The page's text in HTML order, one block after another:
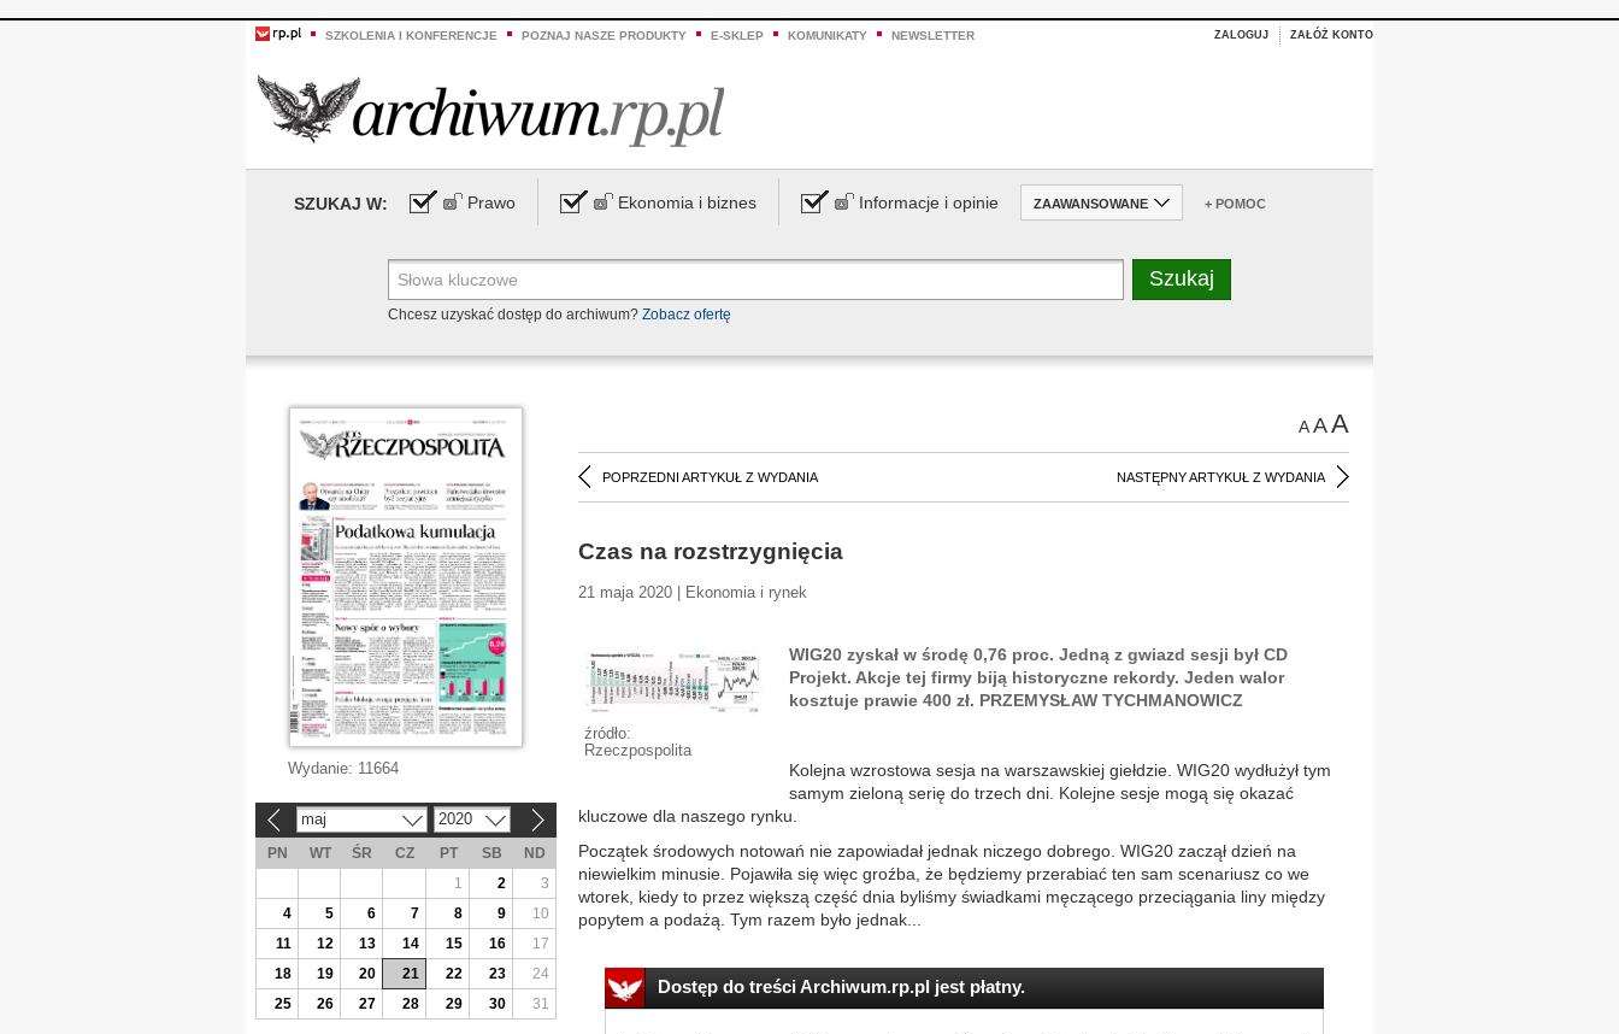
SZKOLENIA I KONFERENCJE POZNAJ NASZE PRODUKTY E-SKLEP KOMUNIKATY NEWSLETTER ZALOGUJ ZAŁÓŻ KONTO
SZUKAJ W: Prawo Ekonomia i biznes Informacje i opinie ZAAWANSOWANE + POMOC
Chcesz uzyskać dostęp do archiwum? Zobacz ofertę
AAA
POPRZEDNI ARTYKUŁ Z WYDANIA NASTĘPNY ARTYKUŁ Z WYDANIA
Czas na rozstrzygnięcia
21 maja 2020 | Ekonomia i rynek
źródło:
Rzeczpospolita
WIG20 zyskał w środę 0,76 proc. Jedną z gwiazd sesji był CD
Projekt. Akcje tej firmy biją historyczne rekordy. Jeden walor
kosztuje prawie 400 zł. PRZEMYSŁAW TYCHMANOWICZ
Kolejna wzrostowa sesja na warszawskiej giełdzie. WIG20 wydłużył tym
samym zieloną serię do trzech dni. Kolejne sesje mogą się okazać
kluczowe dla naszego rynku.
Początek środowych notowań nie zapowiadał jednak niczego dobrego. WIG20 zaczął dzień na
niewielkim minusie. Pojawiła się więc groźba, że będziemy przerabiać ten sam scenariusz co we
wtorek, kiedy to przez większą część dnia byliśmy świadkami męczącego przeciągania liny między
popytem a podażą. Tym razem było jednak...
Dostęp do treści Archiwum.rp.pl jest płatny.
Wydanie: 11664
maj 2020
PN WT ŚR CZ PT SB
ND
1
2
3
4
5 6 7 8 9
10
11
12 13 14 15 16
17
18
19 20 21 22 23
24
25
26 27 28 29 30 31